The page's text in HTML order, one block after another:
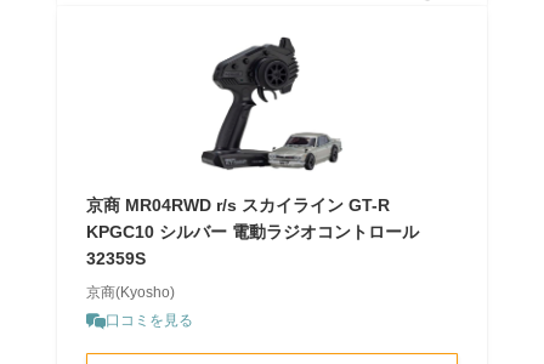
京商 MR04RWD r/s スカイライン GT-R
KPGC10 シルバー 電動ラジオコントロール
32359S
京商(Kyosho)
口コミを見る